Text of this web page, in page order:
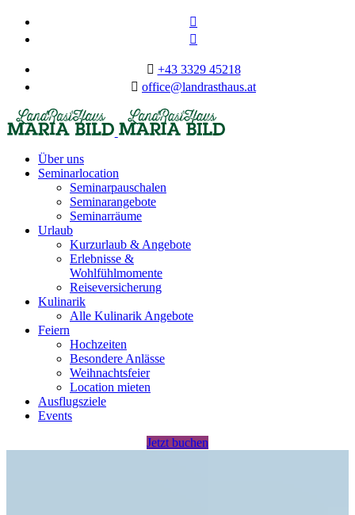
+43 3329 45218
office@landrasthaus.at
Über uns
Seminarlocation
Seminarpauschalen
Seminarangebote
Seminarräume
Urlaub
Kurzurlaub & Angebote
Erlebnisse &
Wohlfühlmomente
Reiseversicherung
Kulinarik
Alle Kulinarik Angebote
Feiern
Hochzeiten
Besondere Anlässe
Weihnachtsfeier
Location mieten
Ausflugsziele
Events
Jetzt buchen